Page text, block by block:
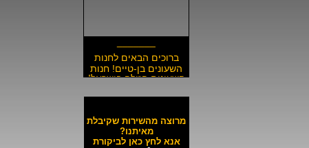
_______
ברוכים הבאים לחנות
השעונים בן-טיים! חנות
השעונים הזולה בישראל!
__________________
כל השעונים באתר עד 6
מרוצה מהשירות שקיבלת
מאיתנו?
אנא לחץ כאן לביקורת